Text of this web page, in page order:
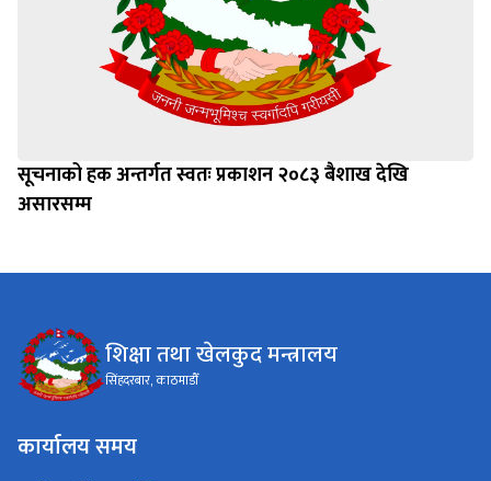
सूचनाको हक अन्तर्गत स्वतः प्रकाशन २०८३ बैशाख देखि
असारसम्म
शिक्षा तथा खेलकुद मन्त्रालय
सिंहदरबार, काठमाडौँ
कार्यालय समय